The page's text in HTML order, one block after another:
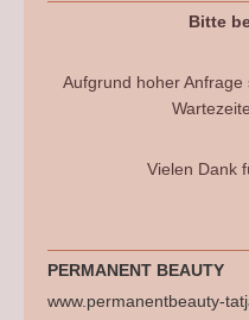
Bitte
Aufgrund hoher
Vielen Dank
PERMANENT BEAUTY
www.permanentbeauty-